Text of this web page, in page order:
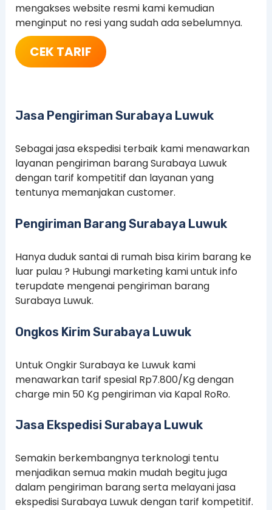
mengakses website resmi kami kemudian
menginput no resi yang sudah ada sebelumnya.
CEK TARIF
Jasa Pengiriman Surabaya Luwuk
Sebagai jasa ekspedisi terbaik kami menawarkan
layanan pengiriman barang Surabaya Luwuk
dengan tarif kompetitif dan layanan yang
tentunya memanjakan customer.
Pengiriman Barang Surabaya Luwuk
Hanya duduk santai di rumah bisa kirim barang ke
luar pulau ? Hubungi marketing kami untuk info
terupdate mengenai pengiriman barang
Surabaya Luwuk.
Ongkos Kirim Surabaya Luwuk
Untuk Ongkir Surabaya ke Luwuk kami
menawarkan tarif spesial Rp7.800/Kg dengan
charge min 50 Kg pengiriman via Kapal RoRo.
Jasa Ekspedisi Surabaya Luwuk
Semakin berkembangnya terknologi tentu
menjadikan semua makin mudah begitu juga
dalam pengiriman barang serta melayani jasa
ekspedisi Surabaya Luwuk dengan tarif kompetitif.